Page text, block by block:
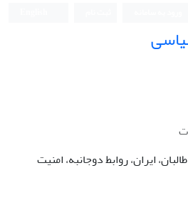
ایران، روابط دوجانبه، امنیت